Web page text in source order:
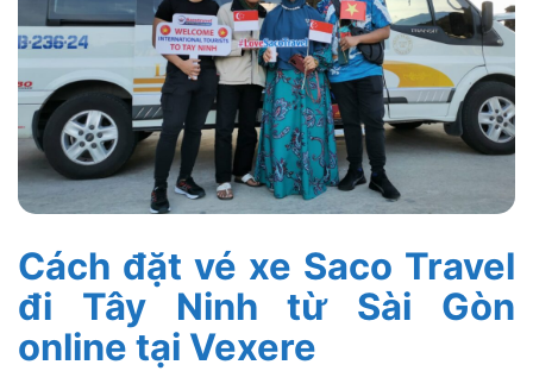
Cách đặt vé xe Saco Travel
đi Tây Ninh từ Sài Gòn
online tại Vexere